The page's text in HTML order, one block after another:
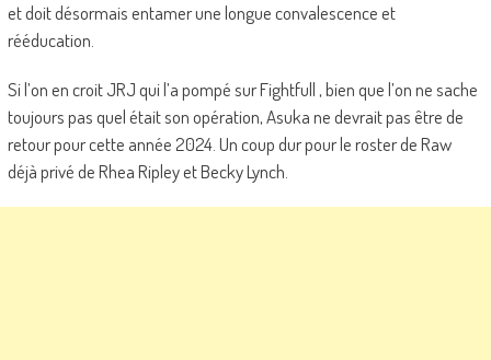
et doit désormais entamer une longue convalescence et
rééducation.
Si l’on en croit JRJ qui l’a pompé sur Fightfull , bien que l’on ne sache
toujours pas quel était son opération, Asuka ne devrait pas être de
retour pour cette année 2024. Un coup dur pour le roster de Raw
déjà privé de Rhea Ripley et Becky Lynch.